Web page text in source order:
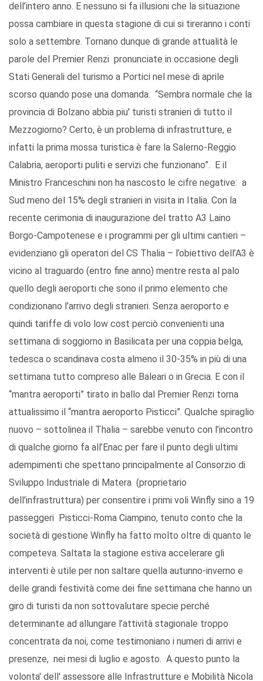
dell’intero anno. E nessuno si fa illusioni che la situazione
possa cambiare in questa stagione di cui si tireranno i conti
solo a settembre. Tornano dunque di grande attualità le
parole del Premier Renzi pronunciate in occasione degli
Stati Generali del turismo a Portici nel mese di aprile
scorso quando pose una domanda: “Sembra normale che la
provincia di Bolzano abbia piu' turisti stranieri di tutto il
Mezzogiorno? Certo, è un problema di infrastrutture, e
infatti la prima mossa turistica è fare la Salerno-Reggio
Calabria, aeroporti puliti e servizi che funzionano”. E il
Ministro Franceschini non ha nascosto le cifre negative: a
Sud meno del 15% degli stranieri in visita in Italia. Con la
recente cerimonia di inaugurazione del tratto A3 Laino
Borgo-Campotenese e i programmi per gli ultimi cantieri –
evidenziano gli operatori del CS Thalia – l’obiettivo dell’A3 è
vicino al traguardo (entro fine anno) mentre resta al palo
quello degli aeroporti che sono il primo elemento che
condizionano l’arrivo degli stranieri. Senza aeroporto e
quindi tariffe di volo low cost perciò convenienti una
settimana di soggiorno in Basilicata per una coppia belga,
tedesca o scandinava costa almeno il 30-35% in più di una
settimana tutto compreso alle Baleari o in Grecia. E con il
“mantra aeroporti” tirato in ballo dal Premier Renzi torna
attualissimo il “mantra aeroporto Pisticci”. Qualche spiraglio
nuovo – sottolinea il Thalia – sarebbe venuto con l’incontro
di qualche giorno fa all’Enac per fare il punto degli ultimi
adempimenti che spettano principalmente al Consorzio di
Sviluppo Industriale di Matera (proprietario
dell’infrastruttura) per consentire i primi voli Winfly sino a 19
passeggeri Pisticci-Roma Ciampino, tenuto conto che la
società di gestione Winfly ha fatto molto oltre di quanto le
competeva. Saltata la stagione estiva accelerare gli
interventi è utile per non saltare quella autunno-inverno e
delle grandi festività come dei fine settimana che hanno un
giro di turisti da non sottovalutare specie perché
determinante ad allungare l’attività stagionale troppo
concentrata da noi, come testimoniano i numeri di arrivi e
presenze, nei mesi di luglio e agosto. A questo punto la
volonta' dell' assessore alle Infrastrutture e Mobilità Nicola